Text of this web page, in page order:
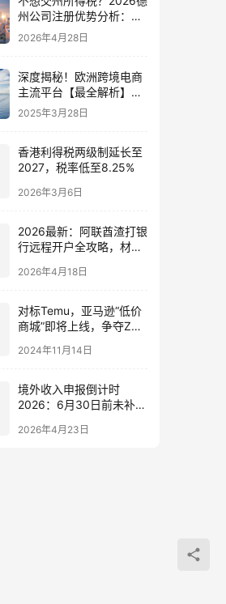
州公司注册优势分析：实
体企业 vs 科技初创
2026年4月28日
深度揭秘！欧洲跨境电商
主流平台【最全解析】，
助你轻松开拓欧洲市场
2025年3月28日
香港利得税两级制延长至
2027，税率低至8.25%
2026年3月6日
2026最新：阿联酋渣打银
行远程开户全攻略，材料
2026年4月18日
对标Temu，亚马逊“低价
商城”即将上线，争夺Z世
亚马逊美国本土店，详解
2024年11月14日
境外收入申报倒计时
2026：6月30日前未补税
CRS跨境税务合规指南
2026年4月23日